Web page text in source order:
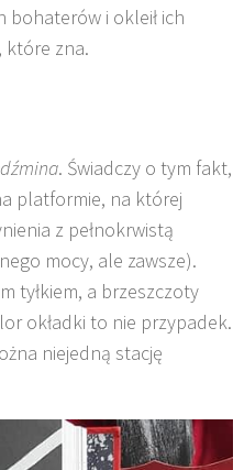
bohaterów i okleił ich
które zna.
. Świadczy o tym fakt,
platformie, na której
z pełnokrwistą
mocy, ale zawsze).
tyłkiem, a brzeszczoty
okładki to nie przypadek.
niejedną stację